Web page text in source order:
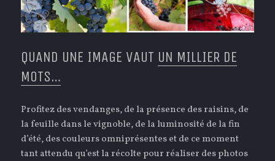
QUAND UNE IMAGE VAUT UN MILLIER DE
MOTS…
Profitez des vendanges, de la présence des raisins, de
la feuille dans le vignoble, de la luminosité de la fin
d’été, des couleurs omniprésentes et de ce moment
tant attendu qu’est la récolte pour réaliser des photos